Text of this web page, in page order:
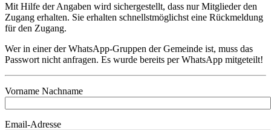
Mit Hilfe der Angaben wird sichergestellt, dass nur Mitglieder den
Zugang erhalten. Sie erhalten schnellstmöglichst eine Rückmeldung
für den Zugang.
Wer in einer der WhatsApp-Gruppen der Gemeinde ist, muss das
Passwort nicht anfragen. Es wurde bereits per WhatsApp mitgeteilt!
Vorname Nachname
Email-Adresse